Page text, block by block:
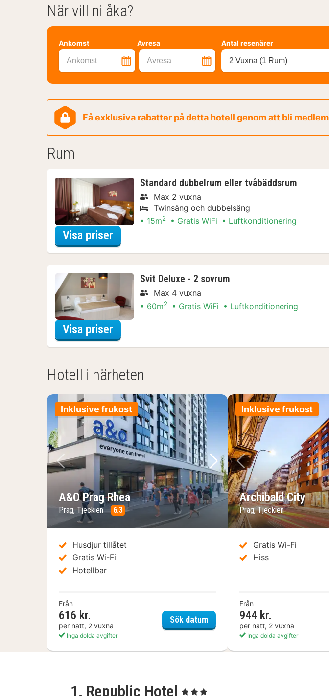
När vill ni åka?
Ankomst Avresa
Ankomst Avresa
Antal resenärer
2 Vuxna (1 Rum)
Få exklusiva rabatter på detta hotell genom att bli medlem
Rum
Standard dubbelrum eller tvåbäddsrum
Max 2 vuxna
Twinsäng och dubbelsäng
15m2 Gratis WiFi Luftkonditionering
Visa priser
Svit Deluxe - 2 sovrum
Max 4 vuxna
60m2 Gratis WiFi Luftkonditionering
Visa priser
Hotell i närheten
Inklusive frukost
Föregående bild
Nästa bild
A&O Prag Rhea
Prag, Tjeckien 6.3
Husdjur tillåtet
Gratis Wi-Fi
Hotellbar
Från
616 kr.
per natt, 2 vuxna
Inga dolda avgifter
Sök datumA&O Prag Rhea
Inklusive frukost
Föregående bild
Archibald City
Prag, Tjeckien
Gratis Wi-Fi
Hiss
Från
944 kr.
per natt, 2 vuxna
Inga dolda avgifter
1. Republic Hotel , 3 Stjärnor